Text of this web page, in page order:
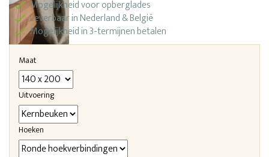
Mogelijkheid voor opberglades
Leverbaar in Nederland & België
Mogelijkheid in 3-termijnen betalen
Maat
Uitvoering
Hoeken